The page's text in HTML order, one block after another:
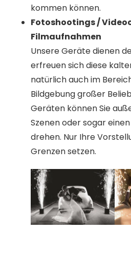
kommen können.
Fotoshootings /
Filmaufnahmen
Unsere Geräte dienen
erfreuen sich diese
natürlich auch im
Bildgebung großer
Geräten können Sie
Szenen oder sogar
drehen. Nur Ihre
Grenzen setzen.